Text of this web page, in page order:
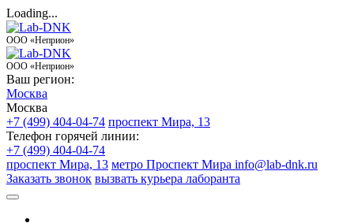
Loading...
ООО «Неприон»
ООО «Неприон»
Ваш регион:
Москва
Москва
+7 (499) 404-04-74 проспект Мира, 13
Телефон горячей линии:
+7 (499) 404-04-74
проспект Мира, 13 метро Проспект Мира info@lab-dnk.ru
Заказать звонок вызвать курьера лаборанта